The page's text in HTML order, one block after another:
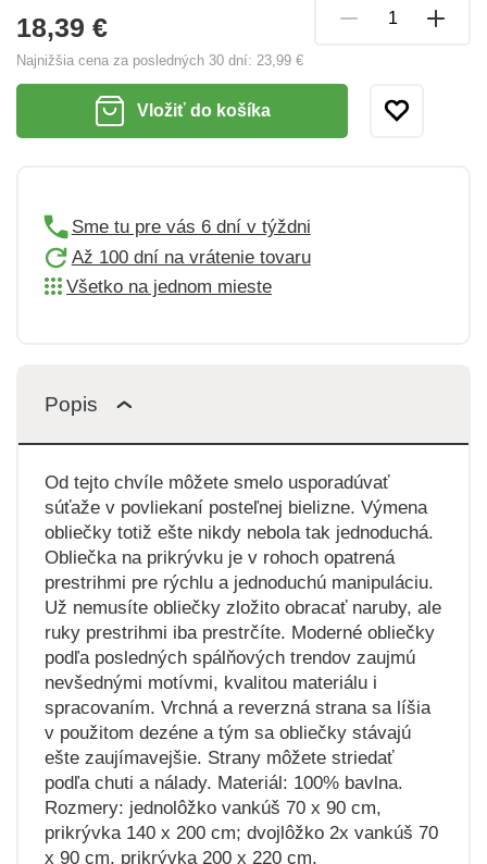
18,39 €
Najnižšia cena za posledných 30 dní: 23,99 €
Vložiť do košíka
Sme tu pre vás 6 dní v týždni
Až 100 dní na vrátenie tovaru
Všetko na jednom mieste
Popis
Od tejto chvíle môžete smelo usporadúvať
súťaže v povliekaní posteľnej bielizne. Výmena
obliečky totiž ešte nikdy nebola tak jednoduchá.
Obliečka na prikrývku je v rohoch opatrená
prestrihmi pre rýchlu a jednoduchú manipuláciu.
Už nemusíte obliečky zložito obracať naruby, ale
ruky prestrihmi iba prestrčíte. Moderné obliečky
podľa posledných spálňových trendov zaujmú
nevšednými motívmi, kvalitou materiálu i
spracovaním. Vrchná a reverzná strana sa líšia
v použitom dezéne a tým sa obliečky stávajú
ešte zaujímavejšie. Strany môžete striedať
podľa chuti a nálady. Materiál: 100% bavlna.
Rozmery: jednolôžko vankúš 70 x 90 cm,
prikrývka 140 x 200 cm; dvojlôžko 2x vankúš 70
x 90 cm, prikrývka 200 x 220 cm.